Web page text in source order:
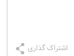
اشتراک گذاری